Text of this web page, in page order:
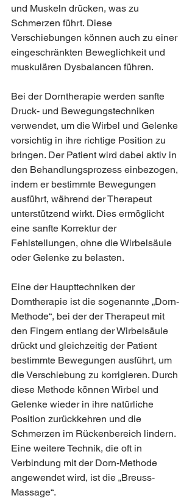
und Muskeln drücken, was zu
Schmerzen führt. Diese
Verschiebungen können auch zu einer
eingeschränkten Beweglichkeit und
muskulären Dysbalancen führen.
Bei der Dorntherapie werden sanfte
Druck- und Bewegungstechniken
verwendet, um die Wirbel und Gelenke
vorsichtig in ihre richtige Position zu
bringen. Der Patient wird dabei aktiv in
den Behandlungsprozess einbezogen,
indem er bestimmte Bewegungen
ausführt, während der Therapeut
unterstützend wirkt. Dies ermöglicht
eine sanfte Korrektur der
Fehlstellungen, ohne die Wirbelsäule
oder Gelenke zu belasten.
Eine der Haupttechniken der
Dorntherapie ist die sogenannte „Dorn-
Methode“, bei der der Therapeut mit
den Fingern entlang der Wirbelsäule
drückt und gleichzeitig der Patient
bestimmte Bewegungen ausführt, um
die Verschiebung zu korrigieren. Durch
diese Methode können Wirbel und
Gelenke wieder in ihre natürliche
Position zurückkehren und die
Schmerzen im Rückenbereich lindern.
Eine weitere Technik, die oft in
Verbindung mit der Dorn-Methode
angewendet wird, ist die „Breuss-
Massage“.